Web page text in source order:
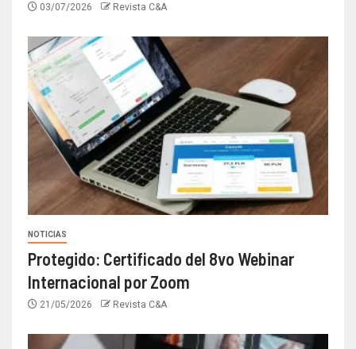
03/07/2026 Revista C&A
NOTICIAS
Protegido: Certificado del 8vo Webinar
Internacional por Zoom
21/05/2026 Revista C&A